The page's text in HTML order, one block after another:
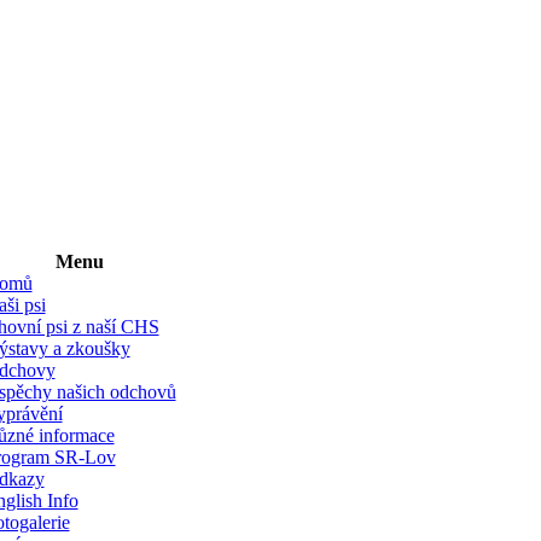
Menu
psi
psi z naší CHS
a zkoušky
našich odchovů
informace
SR-Lov
Info